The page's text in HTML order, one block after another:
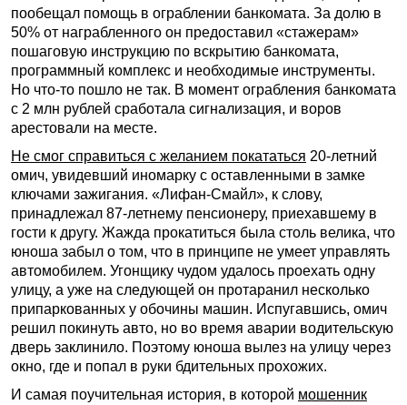
пообещал помощь в ограблении банкомата. За долю в
50% от награбленного он предоставил «стажерам»
пошаговую инструкцию по вскрытию банкомата,
программный комплекс и необходимые инструменты.
Но что-то пошло не так. В момент ограбления банкомата
с 2 млн рублей сработала сигнализация, и воров
арестовали на месте.
Не смог справиться с желанием покататься 20-летний
омич, увидевший иномарку с оставленными в замке
ключами зажигания. «Лифан-Смайл», к слову,
принадлежал 87-летнему пенсионеру, приехавшему в
гости к другу. Жажда прокатиться была столь велика, что
юноша забыл о том, что в принципе не умеет управлять
автомобилем. Угонщику чудом удалось проехать одну
улицу, а уже на следующей он протаранил несколько
припаркованных у обочины машин. Испугавшись, омич
решил покинуть авто, но во время аварии водительскую
дверь заклинило. Поэтому юноша вылез на улицу через
окно, где и попал в руки бдительных прохожих.
И самая поучительная история, в которой мошенник